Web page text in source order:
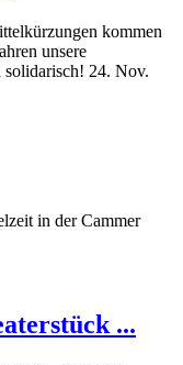
kommen
unsere
solidarisch! 24. Nov.
in der Cammer
...